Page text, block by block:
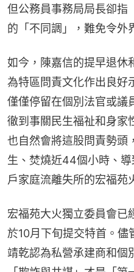
但公務員事務局局長卻
的「不同調」，難免令外
如今，陳嘉信的提早退休
為特區問責文化作出良好
僅僅停留在個別法官或議
徹到事關民生福祉和身家
也自然會將這股問責勢頭
生、焚燒近44個小時、
戶家庭流離失所的宏福苑
宏福苑大火獨立委員會已
於10月下旬提交特首。儘
靖乾認為私營承建商和個